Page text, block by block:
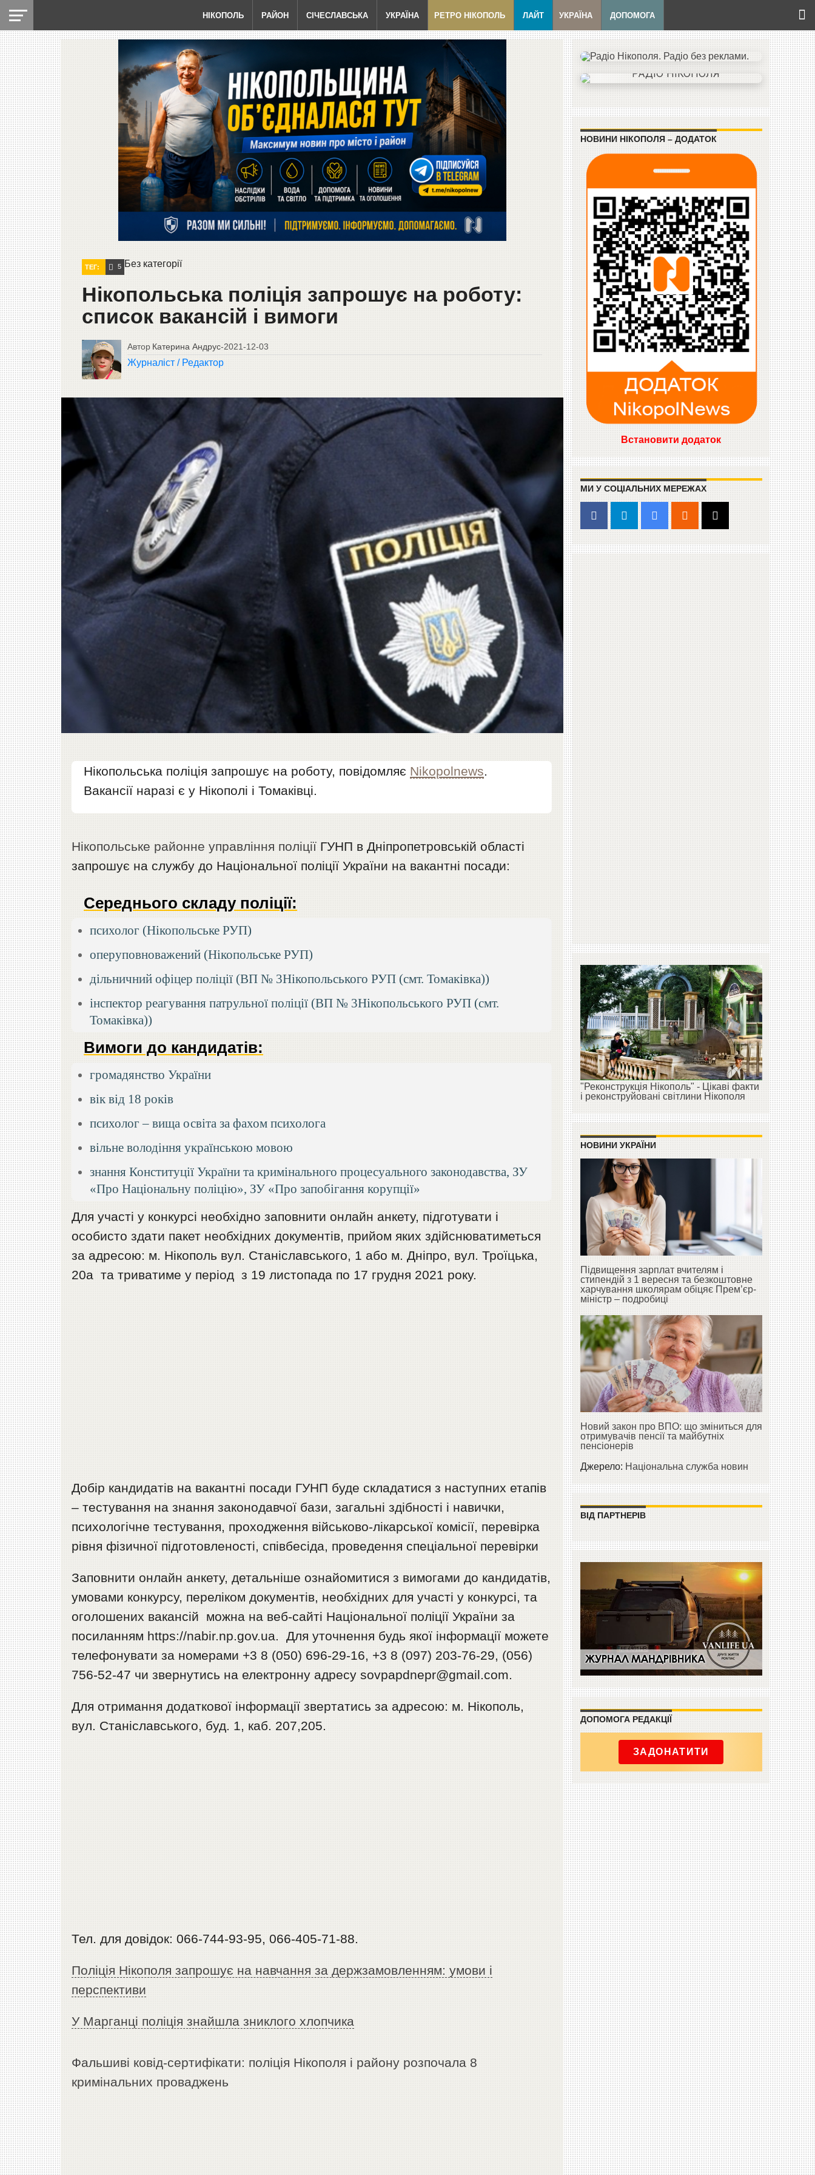
НІКОПОЛЬ РАЙОН СІЧЕСЛАВСЬКА УКРАЇНА РЕТРО НІКОПОЛЬ ЛАЙТ УКРАЇНА ДОПОМОГА
Без категорії
ТЕГ: 5
Нікопольська поліція запрошує на роботу:
список вакансій і вимоги
Автор Катерина Андрус-2021-12-03
Журналіст / Редактор
Нікопольська поліція запрошує на роботу, повідомляє Nikopolnews.
Вакансії наразі є у Нікополі і Томаківці.
Нікопольське районне управління поліції ГУНП в Дніпропетровській області
запрошує на службу до Національної поліції України на вакантні посади:
Середнього складу поліції:
психолог (Нікопольське РУП)
оперуповноважений (Нікопольське РУП)
дільничний офіцер поліції (ВП № 3Нікопольського РУП (смт. Томаківка))
інспектор реагування патрульної поліції (ВП № 3Нікопольського РУП (смт.
Томаківка))
Вимоги до кандидатів:
громадянство України
вік від 18 років
психолог – вища освіта за фахом психолога
вільне володіння українською мовою
знання Конституції України та кримінального процесуального законодавства, ЗУ
«Про Національну поліцію», ЗУ «Про запобігання корупції»
Для участі у конкурсі необхідно заповнити онлайн анкету, підготувати і
особисто здати пакет необхідних документів, прийом яких здійснюватиметься
за адресою: м. Нікополь вул. Станіславського, 1 або м. Дніпро, вул. Троїцька,
20а та триватиме у період з 19 листопада по 17 грудня 2021 року.
Добір кандидатів на вакантні посади ГУНП буде складатися з наступних етапів
– тестування на знання законодавчої бази, загальні здібності і навички,
психологічне тестування, проходження військово-лікарської комісії, перевірка
рівня фізичної підготовленості, співбесіда, проведення спеціальної перевірки
Заповнити онлайн анкету, детальніше ознайомитися з вимогами до кандидатів,
умовами конкурсу, переліком документів, необхідних для участі у конкурсі, та
оголошених вакансій можна на веб-сайті Національної поліції України за
посиланням https://nabir.np.gov.ua. Для уточнення будь якої інформації можете
телефонувати за номерами +3 8 (050) 696-29-16, +3 8 (097) 203-76-29, (056)
756-52-47 чи звернутись на електронну адресу sovpapdnepr@gmail.com.
Для отримання додаткової інформації звертатись за адресою: м. Нікополь,
вул. Станіславського, буд. 1, каб. 207,205.
Тел. для довідок: 066-744-93-95, 066-405-71-88.
Поліція Нікополя запрошує на навчання за держзамовленням: умови і
перспективи
У Марганці поліція знайшла зниклого хлопчика
Фальшиві ковід-сертифікати: поліція Нікополя і району розпочала 8
кримінальних проваджень
НОВИНИ НІКОПОЛЯ – ДОДАТОК
Встановити додаток
МИ У СОЦІАЛЬНИХ МЕРЕЖАХ
"Реконструкція Нікополь" - Цікаві факти
і реконструйовані світлини Нікополя
НОВИНИ УКРАЇНИ
Підвищення зарплат вчителям і
стипендій з 1 вересня та безкоштовне
харчування школярам обіцяє Прем’єр-
міністр – подробиці
Новий закон про ВПО: що зміниться для
отримувачів пенсії та майбутніх
пенсіонерів
Джерело:Національна служба новин
ВІД ПАРТНЕРІВ
ДОПОМОГА РЕДАКЦІЇ
ЗАДОНАТИТИ